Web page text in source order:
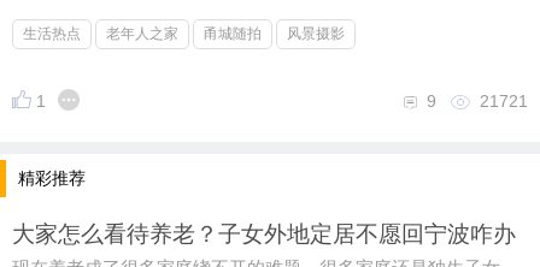
饭后当甜点。当年家庭有新媳妇加入家庭
讨要，寓意邻里和睦。
者之一。
妈买了36份馒头、礼品分给邻居们。
生活热点 老年人之家 甬城随拍 风景摄影
1 21721
9
精彩推荐
大家怎么看待养老？子女外地定居不愿回宁波咋办